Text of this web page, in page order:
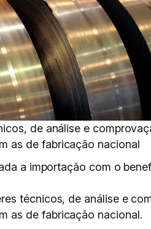
de análise e
as de fabricação nacional
a importação com o
técnicos, de análise e
as de fabricação nacional.